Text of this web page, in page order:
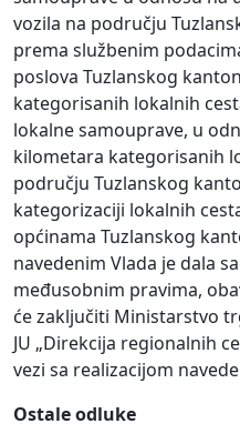
vozila na području
prema službenim
poslova Tuzlanskog
kategorisanih lokalnih
lokalne samouprave, u
kilometara kategorisanih
području Tuzlanskog
kategorizaciji lokalnih
općinama Tuzlanskog
navedenim Vlada je dala
međusobnim pravima,
će zaključiti Ministarstvo
JU „Direkcija regionalnih
vezi sa realizacijom
Ostale odluke